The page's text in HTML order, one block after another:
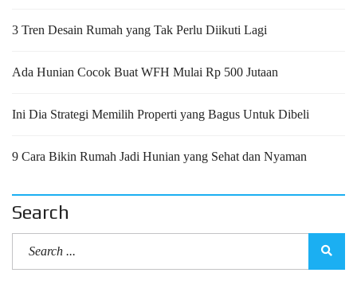
3 Tren Desain Rumah yang Tak Perlu Diikuti Lagi
Ada Hunian Cocok Buat WFH Mulai Rp 500 Jutaan
Ini Dia Strategi Memilih Properti yang Bagus Untuk Dibeli
9 Cara Bikin Rumah Jadi Hunian yang Sehat dan Nyaman
Search